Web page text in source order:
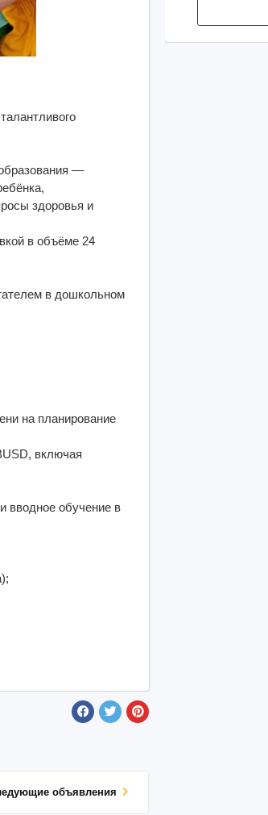
—
здоровья и
в объёме 24
в дошкольном
на планирование
включая
вводное обучение в
объявления